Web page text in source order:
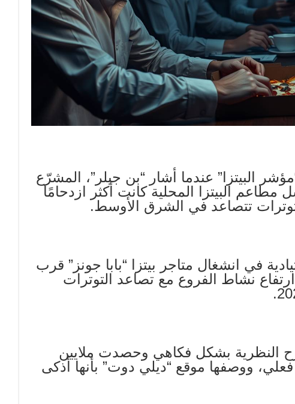
بـ “مؤشر البيتزا” عندما أشار “بن جيلر”، المشرّع
البيتزا المحلية كانت أكثر ازدحامًا
تتصاعد في الشرق الأوسط.
في انشغال متاجر بيتزا “بابا جونز” قرب
نشاط الفروع مع تصاعد التوترات
النظرية بشكل فكاهي وحصدت ملايين
ووصفها موقع “ديلي دوت” بأنها أذكى